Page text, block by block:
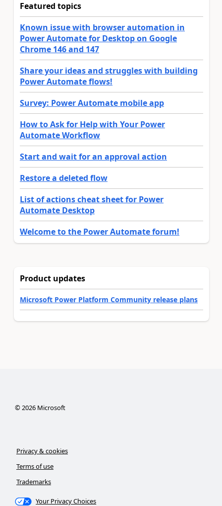
Featured topics
Known issue with browser automation in
Power Automate for Desktop on Google
Chrome 146 and 147
Share your ideas and struggles with building
Power Automate flows!
Survey: Power Automate mobile app
How to Ask for Help with Your Power
Automate Workflow
Start and wait for an approval action
Restore a deleted flow
List of actions cheat sheet for Power
Automate Desktop
Welcome to the Power Automate forum!
Product updates
Microsoft Power Platform Community release plans
©2026Microsoft
Privacy & cookies
Terms of use
Trademarks
Your Privacy Choices